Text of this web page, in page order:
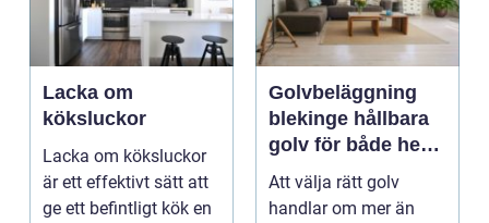
Lacka om
köksluckor
Lacka om köksluckor
är ett effektivt sätt att
ge ett befintligt kök en
Golvbeläggning
blekinge hållbara
golv för både hem
och företag
Att välja rätt golv
handlar om mer än